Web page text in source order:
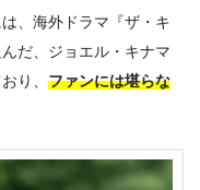
、海外ドラマ『ザ・キ
だ、ジョエル・キナマ
り、 ファンには堪らな